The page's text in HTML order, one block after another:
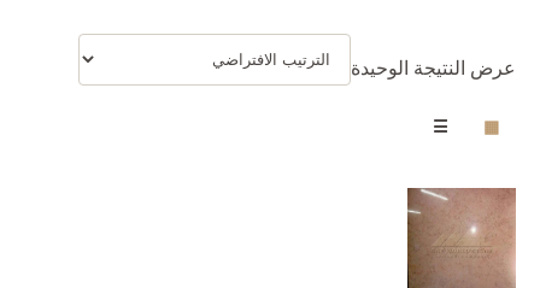
عرض النتيجة الوحيدة
▦
☰